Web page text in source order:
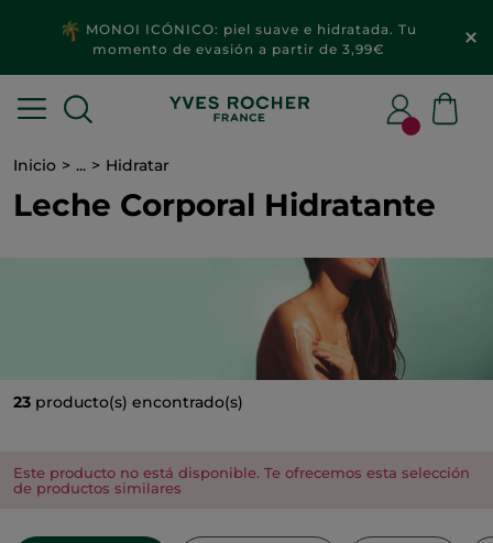
MONOI ICÓNICO: piel suave e hidratada. Tu
momento de evasión a partir de 3,99€
Inicio ... Hidratar
Leche Corporal Hidratante
23 producto(s) encontrado(s)
Este producto no está disponible. Te ofrecemos esta selección
de productos similares